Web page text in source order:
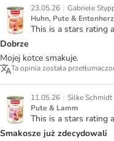
23.05.26 | Gabriele
Huhn, Pute &
This is a stars rating
Dobrze
Mojej kotce smakuje.
Ta opinia została
11.05.26 | Silke Schmidt
Pute & Lamm
This is a stars rating
Smakosze już zdecydowali